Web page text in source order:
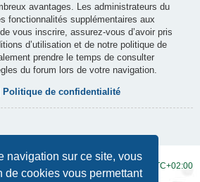
navigation sur ce site, vous
de cookies vous permettant
avantages. Les administrateurs du
fonctionnalités supplémentaires aux
vous inscrire, assurez-vous d’avoir pris
d’utilisation et de notre politique de
prendre le temps de consulter
du forum lors de votre navigation.
Politique de confidentialité
UTC+02:00